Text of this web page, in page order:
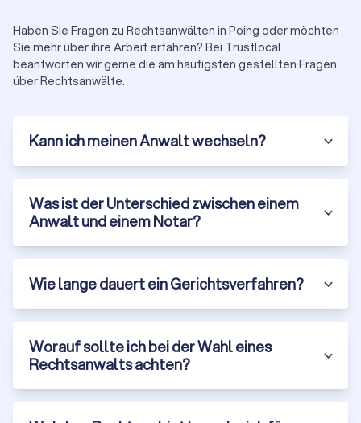
Auf Transparenz und Kommunikation achten
Ein guter Anwalt erklärt verständlich, wie er Ihren Fall
einschätzt, welche Erfolgsaussichten bestehen und mit
Kostengestaltung.
Woran Sie einen guten Rechtsanwalt
erkennen
zeichnet sich durch mehrere Merkmale aus:
Fachanwaltstitel und Spezialisierung: Ein Fachanwalt hat
durch Fortbildungen und nachgewiesene Fälle besondere
Expertise in seinem Rechtsgebiet bewiesen. Es gibt 24
über Erbrecht bis Medizinrecht. Für komplexe Fälle ist ein
Fachanwalt oft die bessere Wahl.
Anwalts mit ähnlichen Fällen. Wie viele Mandate dieser Art
wurden bereits bearbeitet? Wie waren die Erfolgsquoten?
Haben Sie Fragen zu Rechtsanwälten in Poing oder möchten
Sie mehr über ihre Arbeit erfahren? Bei Trustlocal
beantworten wir gerne die am häufigsten gestellten Fragen
über Rechtsanwälte.
Kann ich meinen Anwalt wechseln?
Was ist der Unterschied zwischen einem
Anwalt und einem Notar?
Wie lange dauert ein Gerichtsverfahren?
Worauf sollte ich bei der Wahl eines
Rechtsanwalts achten?